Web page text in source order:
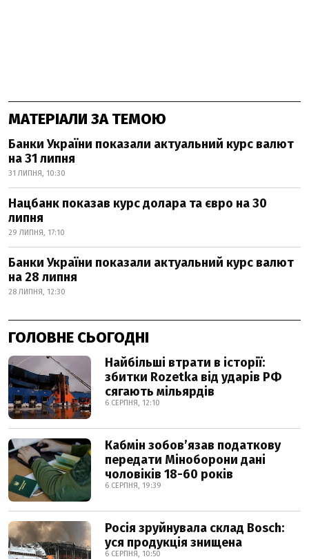
МАТЕРІАЛИ ЗА ТЕМОЮ
Банки України показали актуальний курс валют
на 31 липня
31 ЛИПНЯ, 10:30
Нацбанк показав курс долара та євро на 30
липня
29 ЛИПНЯ, 17:10
Банки України показали актуальний курс валют
на 28 липня
28 ЛИПНЯ, 12:30
ГОЛОВНЕ СЬОГОДНІ
Найбільші втрати в історії:
збитки Rozetka від ударів РФ
сягають мільярдів
6 СЕРПНЯ, 12:10
Кабмін зобовʼязав податкову
передати Міноборони дані
чоловіків 18-60 років
6 СЕРПНЯ, 19:39
Росія зруйнувала склад Bosch:
уся продукція знищена
6 СЕРПНЯ, 10:50